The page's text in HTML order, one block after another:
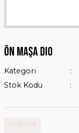
ÖN MAŞA DIO
Kategori
Stok Kodu